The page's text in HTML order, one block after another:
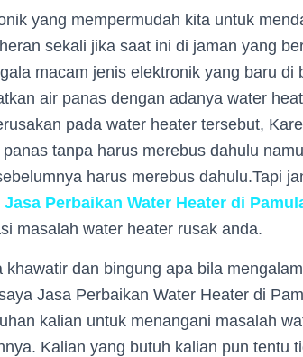
yang mempermudah kita untuk
sekali jika saat ini di jaman yang
macam jenis elektronik yang baru di
air panas dengan adanya water
pada water heater tersebut,
tanpa harus merebus dahulu
harus merebus dahulu.Tapi
Jasa Perbaikan Water Heater di
masalah water heater rusak anda.
dan bingung apa bila
Jasa Perbaikan Water Heater di
kalian untuk menangani masalah
Kalian yang butuh kalian pun tentu